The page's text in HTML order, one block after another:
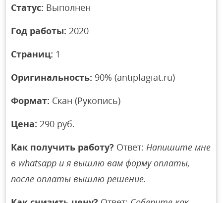
Статус: Выполнен
Год работы: 2020
Страниц: 1
Оригинальность: 90% (antiplagiat.ru)
Формат: Скан (Рукопись)
Цена: 290 руб.
Как получить работу? Ответ:Напишите мне
в whatsapp и я вышлю вам форму оплаты,
после оплаты вышлю решение.